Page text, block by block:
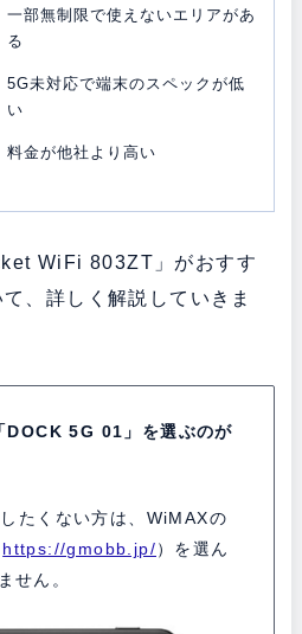
一部無制限で使えないエリアがあ
る
5G未対応で端末のスペックが低
い
料金が他社より高い
WiFi 803ZT」 がおすす
、詳しく解説していきま
DOCK 5G 01 」を選ぶのが
たくない方は、WiMAXの
https://gmobb.jp/）を選ん
せん。